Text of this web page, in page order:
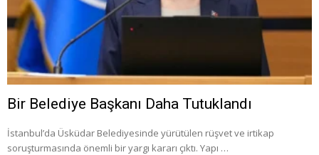
Bir Belediye Başkanı Daha Tutuklandı
İstanbul’da Üsküdar Belediyesinde yürütülen rüşvet ve irtikap
soruşturmasında önemli bir yargı kararı çıktı. Yapı …